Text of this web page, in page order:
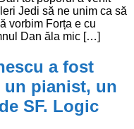
Jedi să ne unim ca să
vorbim Forța e cu
Dan ăla mic […]
a fost
pianist, un
SF. Logic